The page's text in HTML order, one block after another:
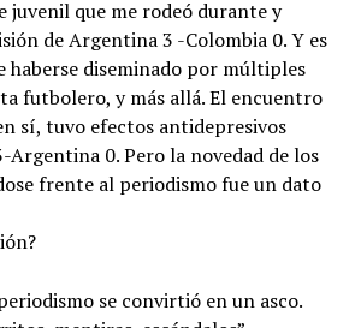
juvenil que me rodeó durante y
de Argentina 3 -Colombia 0. Y es
haberse diseminado por múltiples
futbolero, y más allá. El encuentro
sí, tuvo efectos antidepresivos
Argentina 0. Pero la novedad de los
frente al periodismo fue un dato
se convirtió en un asco.